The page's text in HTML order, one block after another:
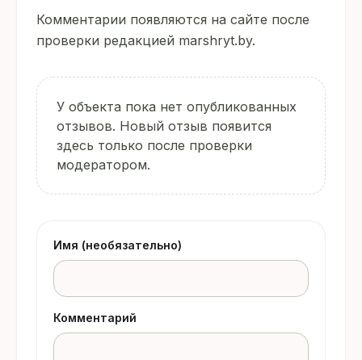
Комментарии появляются на сайте после
проверки редакцией marshryt.by.
У объекта пока нет опубликованных
отзывов. Новый отзыв появится
здесь только после проверки
модератором.
Имя (необязательно)
Комментарий